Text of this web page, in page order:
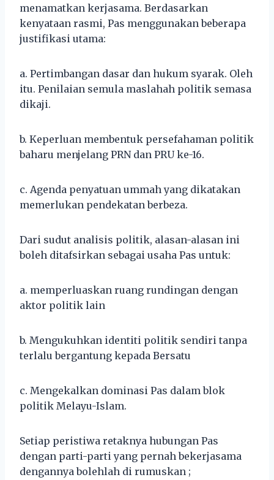
menamatkan kerjasama. Berdasarkan
kenyataan rasmi, Pas menggunakan beberapa
justifikasi utama:
a. Pertimbangan dasar dan hukum syarak. Oleh
itu. Penilaian semula maslahah politik semasa
dikaji.
b. Keperluan membentuk persefahaman politik
baharu menjelang PRN dan PRU ke-16.
c. Agenda penyatuan ummah yang dikatakan
memerlukan pendekatan berbeza.
Dari sudut analisis politik, alasan-alasan ini
boleh ditafsirkan sebagai usaha Pas untuk:
a. memperluaskan ruang rundingan dengan
aktor politik lain
b. Mengukuhkan identiti politik sendiri tanpa
terlalu bergantung kepada Bersatu
c. Mengekalkan dominasi Pas dalam blok
politik Melayu-Islam.
Setiap peristiwa retaknya hubungan Pas
dengan parti-parti yang pernah bekerjasama
dengannya bolehlah di rumuskan ;